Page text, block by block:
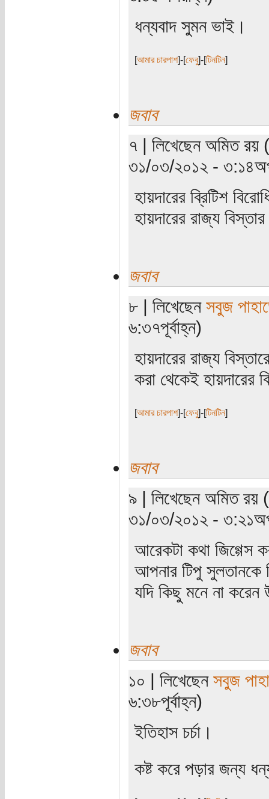
ধন্যবাদ সুমন ভাই।
[আমার চারপাশ]-[ফেবু]-[টিনটিন]
জবাব
৭ | লিখেছেন অমিত রয়
৩১/০৩/২০১২ -
হায়দারের ব্রিটিশ
হায়দারের রাজ্য
জবাব
৮ | লিখেছেন সবুজ
৬:৩৭পূর্বাহ্ন)
হায়দারের রাজ্য
করা থেকেই হায়দারের
[আমার চারপাশ]-[ফেবু]-[টিনটিন]
জবাব
৯ | লিখেছেন অমিত রয়
৩১/০৩/২০১২ -
আরেকটা কথা জিগ্গেস
আপনার টিপু সুলতানকে
যদি কিছু মনে না
জবাব
১০ | লিখেছেন সবুজ
৬:৩৮পূর্বাহ্ন)
ইতিহাস চর্চা।
কষ্ট করে পড়ার জন্য